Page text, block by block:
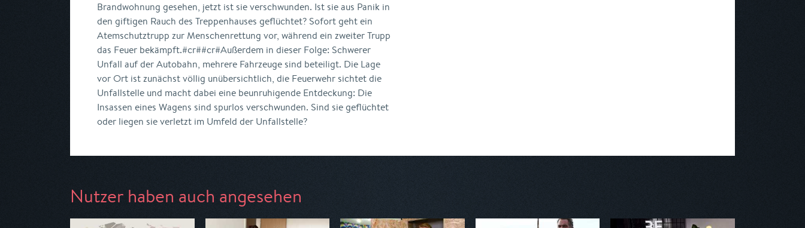
Brandwohnung gesehen, jetzt ist sie verschwunden. Ist sie aus Panik in
den giftigen Rauch des Treppenhauses geflüchtet? Sofort geht ein
Atemschutztrupp zur Menschenrettung vor, während ein zweiter Trupp
das Feuer bekämpft.#cr##cr#Außerdem in dieser Folge: Schwerer
Unfall auf der Autobahn, mehrere Fahrzeuge sind beteiligt. Die Lage
vor Ort ist zunächst völlig unübersichtlich, die Feuerwehr sichtet die
Unfallstelle und macht dabei eine beunruhigende Entdeckung: Die
Insassen eines Wagens sind spurlos verschwunden. Sind sie geflüchtet
oder liegen sie verletzt im Umfeld der Unfallstelle?
Nutzer haben auch angesehen